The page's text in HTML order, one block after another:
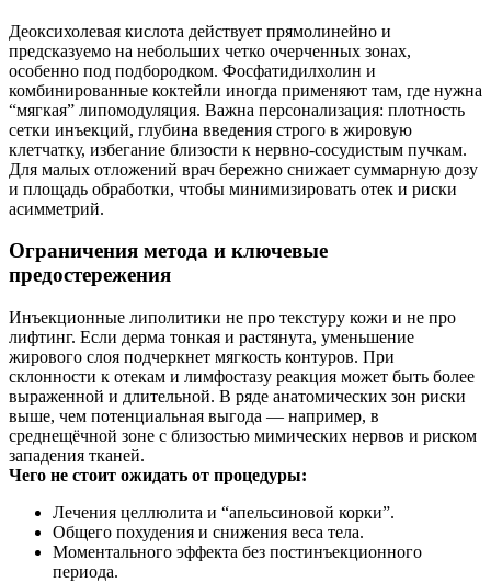
Деоксихолевая кислота действует прямолинейно и
предсказуемо на небольших четко очерченных зонах,
особенно под подбородком. Фосфатидилхолин и
комбинированные коктейли иногда применяют там, где нужна
“мягкая” липомодуляция. Важна персонализация: плотность
сетки инъекций, глубина введения строго в жировую
клетчатку, избегание близости к нервно‑сосудистым пучкам.
Для малых отложений врач бережно снижает суммарную дозу
и площадь обработки, чтобы минимизировать отек и риски
асимметрий.
Ограничения метода и ключевые
предостережения
Инъекционные липолитики не про текстуру кожи и не про
лифтинг. Если дерма тонкая и растянута, уменьшение
жирового слоя подчеркнет мягкость контуров. При
склонности к отекам и лимфостазу реакция может быть более
выраженной и длительной. В ряде анатомических зон риски
выше, чем потенциальная выгода — например, в
среднещёчной зоне с близостью мимических нервов и риском
западения тканей.
Чего не стоит ожидать от процедуры:
Лечения целлюлита и “апельсиновой корки”.
Общего похудения и снижения веса тела.
Моментального эффекта без постинъекционного
периода.